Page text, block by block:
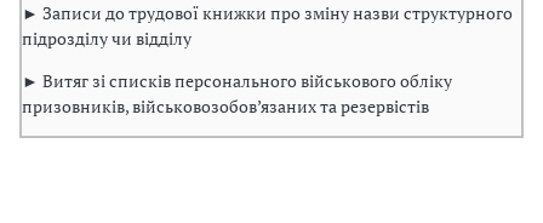
► Записи до трудової книжки про зміну назви структурного
підрозділу чи відділу
► Витяг зі списків персонального військового обліку
призовників, військовозобов’язаних та резервістів